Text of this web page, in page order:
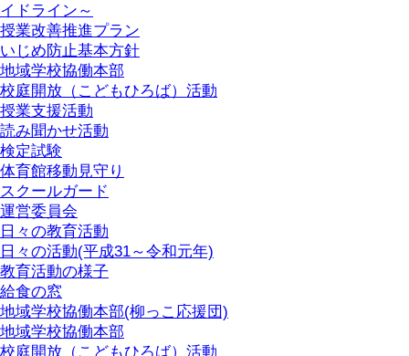
イドライン～
授業改善推進プラン
いじめ防止基本方針
地域学校協働本部
校庭開放（こどもひろば）活動
授業支援活動
読み聞かせ活動
検定試験
体育館移動見守り
スクールガード
運営委員会
日々の教育活動
日々の活動(平成31～令和元年)
教育活動の様子
給食の窓
地域学校協働本部(柳っこ応援団)
地域学校協働本部
校庭開放（こどもひろば）活動